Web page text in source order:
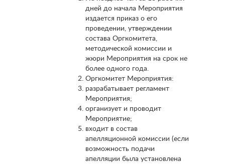
дней до начала Мероприятия
издается приказ о его
проведении, утверждении
состава Оргкомитета,
методической комиссии и
жюри Мероприятия на срок не
более одного года.
Оргкомитет Мероприятия:
разрабатывает регламент
Мероприятия;
организует и проводит
Мероприятие;
входит в состав
апелляционной комиссии (если
возможность подачи
апелляции была установлена